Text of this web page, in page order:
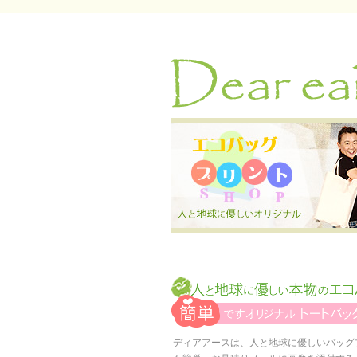
ディアアースは、人と地球に優しいバッ